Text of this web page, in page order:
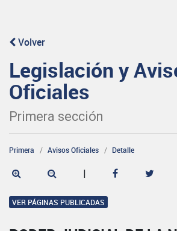
Volver
Legislación y
Oficiales
Primera sección
Primera Avisos Oficiales Detalle
|
VER PÁGINAS PUBLICADAS